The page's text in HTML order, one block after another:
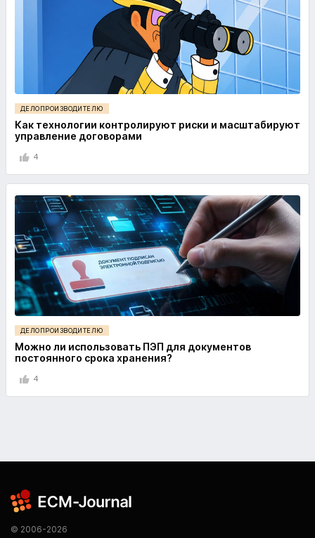
ДЕЛОПРОИЗВОДИТЕЛЮ
Как технологии контролируют риски и масштабируют
управление договорами
4
ДЕЛОПРОИЗВОДИТЕЛЮ
Можно ли использовать ПЭП для документов
постоянного срока хранения?
4
© 2006-2026